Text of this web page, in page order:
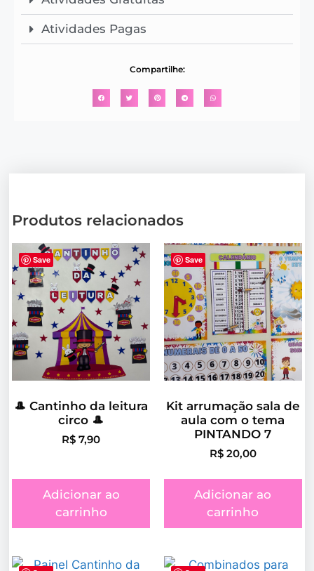
Atividades Pagas
Compartilhe:
Produtos relacionados
Save
🎩 Cantinho da leitura
circo 🎩
R$ 7,90
Adicionar ao
carrinho
Save
Kit arrumação sala de
aula com o tema
PINTANDO 7
R$20,00
Adicionar ao
carrinho